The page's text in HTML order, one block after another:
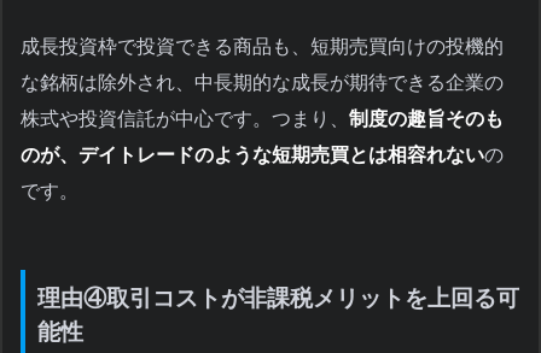
成長投資枠で投資できる商品も、短期売買向けの投機的
な銘柄は除外され、中長期的な成長が期待できる企業の
株式や投資信託が中心です。つまり、 制度の趣旨そのも
のが、デイトレードのような短期売買とは相容れないの
です。
理由④取引コストが非課税メリットを上回る可
能性